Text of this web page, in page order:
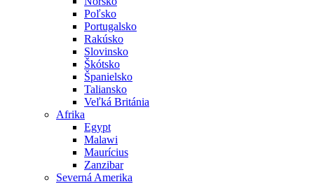
Poľsko
Portugalsko
Rakúsko
Slovinsko
Škótsko
Španielsko
Taliansko
Veľká Británia
Afrika
Egypt
Malawi
Maurícius
Zanzibar
Severná Amerika